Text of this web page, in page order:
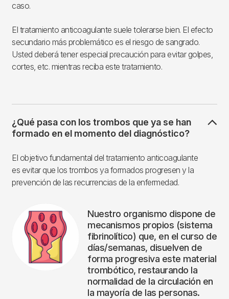
caso.
El tratamiento anticoagulante suele tolerarse bien. El efecto
secundario más problemático es el riesgo de sangrado.
Usted deberá tener especial precaución para evitar golpes,
cortes, etc. mientras reciba este tratamiento.
¿Qué pasa con los trombos que ya se han
formado en el momento del diagnóstico?
El objetivo fundamental del tratamiento anticoagulante
es evitar que los trombos ya formados progresen y la
prevención de las recurrencias de la enfermedad.
Nuestro organismo dispone de
mecanismos propios (sistema
fibrinolítico) que, en el curso de
días/semanas, disuelven de
forma progresiva este material
trombótico, restaurando la
normalidad de la circulación en
la mayoría de las personas.